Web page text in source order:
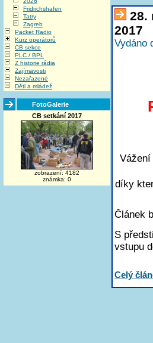
Fridrichshafen
Tatry
Zagreb
Packet Radio
Kurz operátorů
CB sekce
PLC / BPL
Z historie rádia
Zajímavosti
Nezařazené
Děti a mládež
FotoGalerie
CB setkání 2017
zobrazení: 4182
známka: 0
28.
2017
Vydáno
díky
Článek
S
vstupu
Celý